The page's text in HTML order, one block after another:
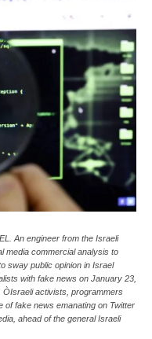
An engineer from the Israeli
media commercial analysis to
sway public opinion in Israel
with fake news on January 23,
ÒIsraeli activists, programmers
of fake news emanating on Twitter
ahead of the general Israeli